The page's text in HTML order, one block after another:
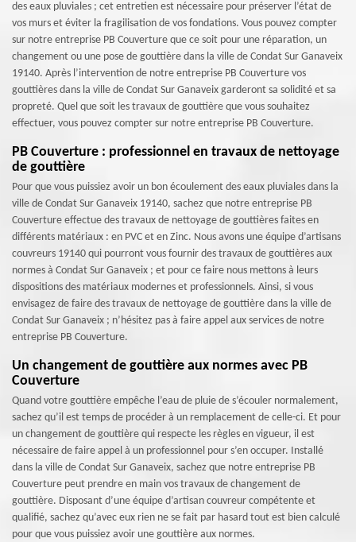
des eaux pluviales ; cet entretien est nécessaire pour préserver l’état de
vos murs et éviter la fragilisation de vos fondations. Vous pouvez compter
sur notre entreprise PB Couverture que ce soit pour une réparation, un
changement ou une pose de gouttière dans la ville de Condat Sur Ganaveix
19140. Après l’intervention de notre entreprise PB Couverture vos
gouttières dans la ville de Condat Sur Ganaveix garderont sa solidité et sa
propreté. Quel que soit les travaux de gouttière que vous souhaitez
effectuer, vous pouvez compter sur notre entreprise PB Couverture.
PB Couverture : professionnel en travaux de nettoyage
de gouttière
Pour que vous puissiez avoir un bon écoulement des eaux pluviales dans la
ville de Condat Sur Ganaveix 19140, sachez que notre entreprise PB
Couverture effectue des travaux de nettoyage de gouttières faites en
différents matériaux : en PVC et en Zinc. Nous avons une équipe d’artisans
couvreurs 19140 qui pourront vous fournir des travaux de gouttières aux
normes à Condat Sur Ganaveix ; et pour ce faire nous mettons à leurs
dispositions des matériaux modernes et professionnels. Ainsi, si vous
envisagez de faire des travaux de nettoyage de gouttière dans la ville de
Condat Sur Ganaveix ; n’hésitez pas à faire appel aux services de notre
entreprise PB Couverture.
Un changement de gouttière aux normes avec PB
Couverture
Quand votre gouttière empêche l’eau de pluie de s’écouler normalement,
sachez qu’il est temps de procéder à un remplacement de celle-ci. Et pour
un changement de gouttière qui respecte les règles en vigueur, il est
nécessaire de faire appel à un professionnel pour s’en occuper. Installé
dans la ville de Condat Sur Ganaveix, sachez que notre entreprise PB
Couverture peut prendre en main vos travaux de changement de
gouttière. Disposant d’une équipe d’artisan couvreur compétente et
qualifié, sachez qu’avec eux rien ne se fait par hasard tout est bien calculé
pour que vous puissiez avoir une gouttière aux normes.